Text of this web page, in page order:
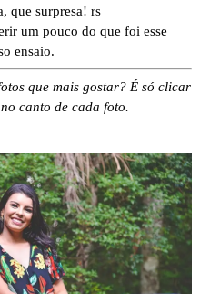
que surpresa! rs
um pouco do que foi esse
ensaio.
que mais gostar? É só clicar
canto de cada foto.